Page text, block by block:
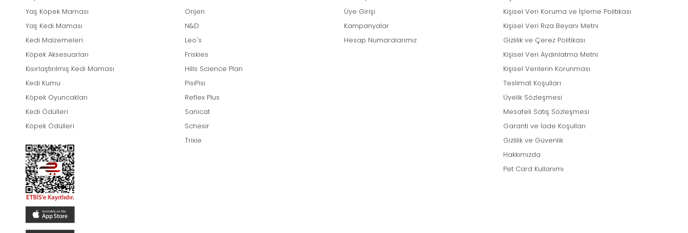
Yaş Köpek Maması
Yaş Kedi Maması
Kedi Malzemeleri
Köpek Aksesuarları
Kısırlaştırılmış Kedi Maması
Kedi Kumu
Köpek Oyuncakları
Kedi Ödülleri
Köpek Ödülleri
Orijen
N&D
Leo's
Friskies
Hills Science Plan
PisiPisi
Reflex Plus
Sanicat
Schesir
Trixie
Üye Girişi
Kampanyalar
Hesap Numaralarımız
Kişisel Veri Koruma ve İşleme Politikası
Kişisel Veri Rıza Beyanı Metni
Gizlilik ve Çerez Politikası
Kişisel Veri Aydınlatma Metni
Kişisel Verilerin Korunması
Teslimat Koşulları
Üyelik Sözleşmesi
Mesafeli Satış Sözleşmesi
Garanti ve İade Koşulları
Gizlilik ve Güvenlik
Hakkımızda
Pet Card Kullanımı